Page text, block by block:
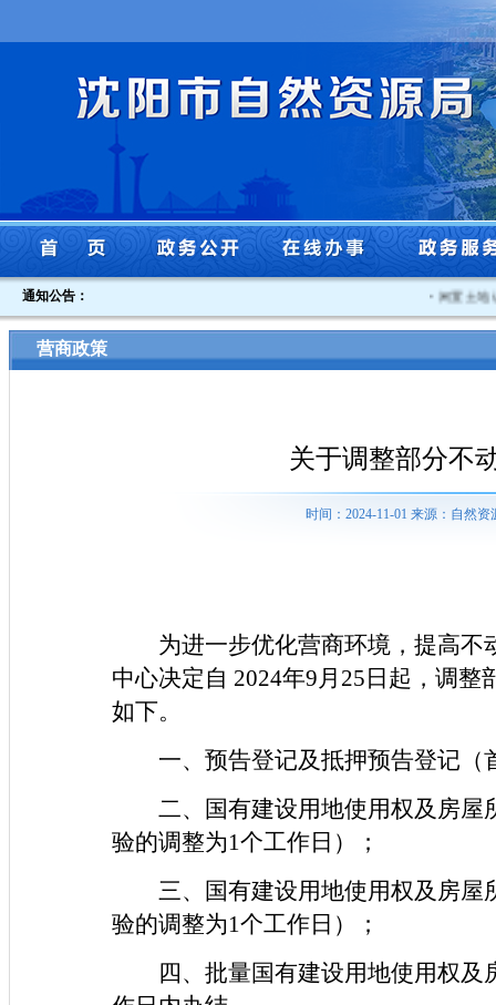
通知公告： 闲置土地
营商政策
关于调整部分不
时间：2024-11-01 来源：自然
为进一步优化营商环境，提高
中心决定自 2024年9月25日起，调
如下。
一、预告登记及抵押预告登记
二、国有建设用地使用权及房屋
验的调整为1个工作日）；
三、国有建设用地使用权及房屋
验的调整为1个工作日）；
四、批量国有建设用地使用权